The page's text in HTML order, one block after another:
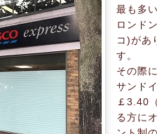
最も多
ロンド
コ)があ
す。
その際
サンド
￡3.40
る方に